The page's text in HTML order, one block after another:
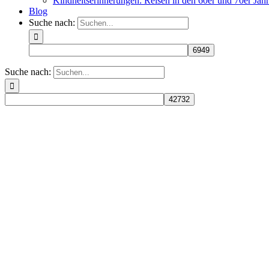
Blog
Suche nach:
Suche nach: